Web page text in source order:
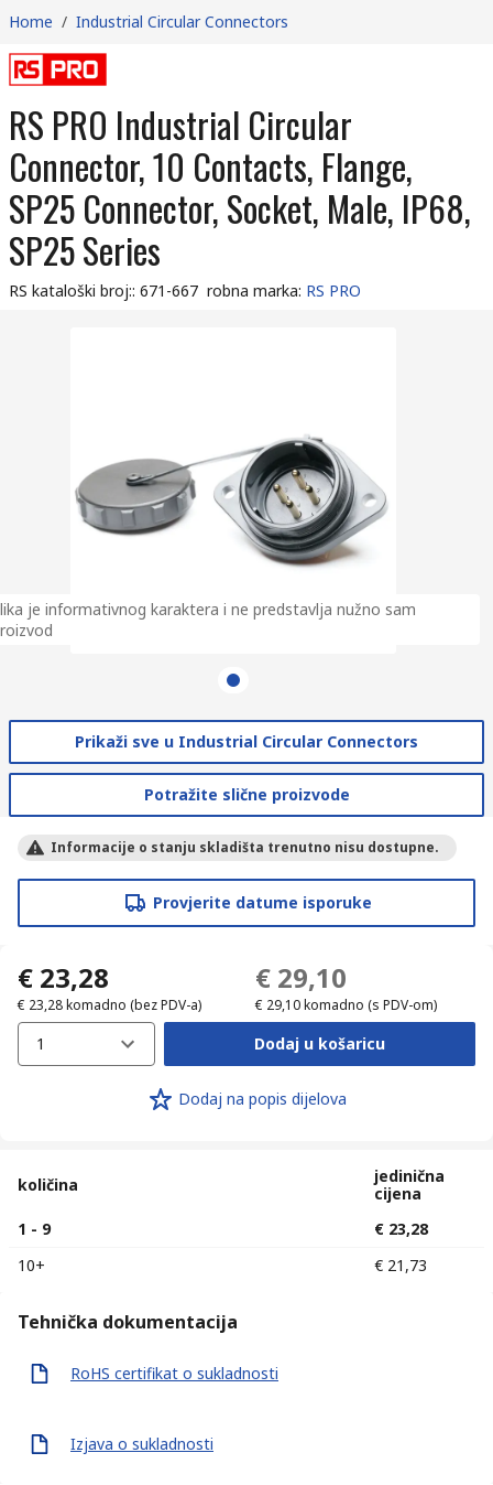
Home / Industrial Circular Connectors
RS PRO Industrial Circular
Connector, 10 Contacts, Flange,
SP25 Connector, Socket, Male, IP68,
SP25 Series
RS kataloški broj:: 671-667 robna marka: RS PRO
je informativnog karaktera i ne predstavlja nužno sam
Prikaži sve u Industrial Circular Connectors
Potražite slične proizvode
Informacije o stanju skladišta trenutno nisu dostupne.
Provjerite datume isporuke
€ 23,28
€ 23,28komadno (bez PDV-a)
€ 29,10
€ 29,10komadno (s PDV-om)
1 Dodaj u košaricu
Dodaj na popis dijelova
količina
jedinična
cijena
1 - 9
€ 23,28
10+
€ 21,73
Tehnička dokumentacija
RoHS certifikat o sukladnosti
Izjava o sukladnosti